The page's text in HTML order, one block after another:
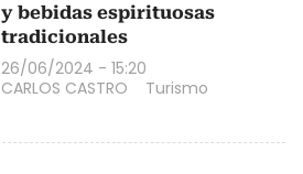
y bebidas espirituosas
tradicionales
26/06/2024 - 15:20
CARLOS CASTRO
Turismo